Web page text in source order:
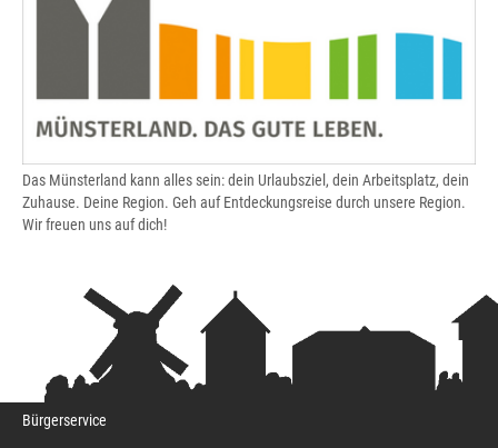
Das Münsterland kann alles sein: dein Urlaubsziel, dein Arbeitsplatz, dein
Zuhause. Deine Region. Geh auf Entdeckungsreise durch unsere Region.
Wir freuen uns auf dich!
Bürgerservice